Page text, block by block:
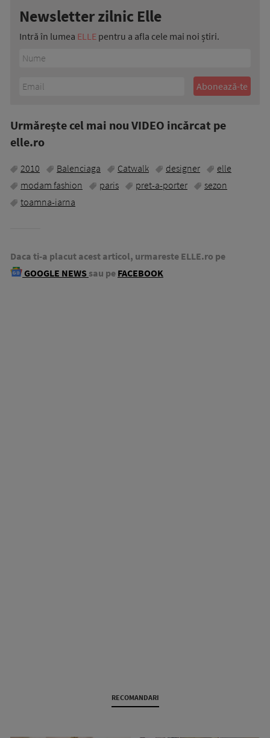
Newsletter zilnic Elle
Intră în lumea ELLE pentru a afla cele mai noi știri.
Urmăreşte cel mai nou VIDEO incărcat pe
elle.ro
2010 Balenciaga Catwalk designer
elle
modam fashion
paris pret-a-porter
sezon
toamna-iarna
Daca ti-a placut acest articol, urmareste ELLE.ro pe
GOOGLE NEWS sau pe FACEBOOK
RECOMANDARI